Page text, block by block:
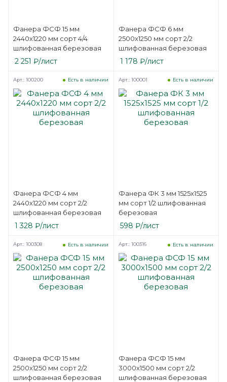
Фанера ФСФ 15 мм
2440х1220 мм сорт 4/4
шлифованная березовая
2 251 ₽/лист
Фанера ФСФ 6 мм
2500х1250 мм сорт 2/2
шлифованная березовая
1 178 ₽/лист
Фанера ФСФ 4 мм
2440х1220 мм сорт 2/2
шлифованная березовая
Есть в наличии
Арт.: 100200
1 328 ₽/лист
Фанера ФК 3 мм 1525х1525
мм сорт 1/2 шлифованная
березовая
Есть в наличии
Арт.: 100001
598 ₽/лист
Фанера ФСФ 15 мм
2500х1250 мм сорт 2/2
шлифованная березовая
Есть в наличии
Арт.: 100308
Фанера ФСФ 15 мм
3000х1500 мм сорт 2/2
шлифованная березовая
Есть в наличии
Арт.: 100316